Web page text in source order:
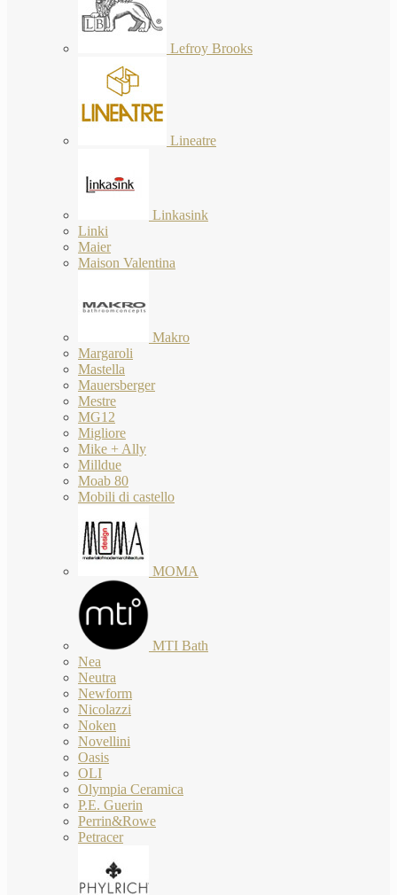
Lefroy Brooks
Lineatre
Linkasink
Linki
Maier
Maison Valentina
Makro
Margaroli
Mastella
Mauersberger
Mestre
MG12
Migliore
Mike + Ally
Milldue
Moab 80
Mobili di castello
MOMA
MTI Bath
Nea
Neutra
Newform
Nicolazzi
Noken
Novellini
Oasis
OLI
Olympia Ceramica
P.E. Guerin
Perrin&Rowe
Petracer